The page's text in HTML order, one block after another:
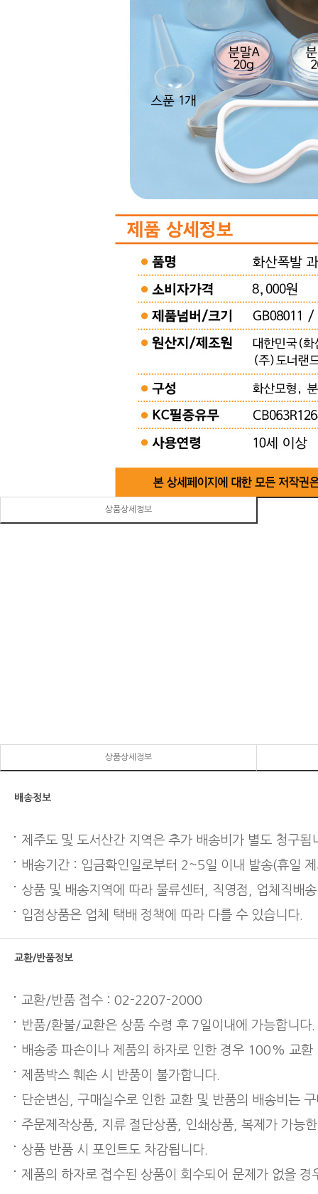
상품상세정보
상품상세정보
배송정보
제주도 및 도서산간 지역은 추가 배송비가 별도 청구됩
배송기간 : 입금확인일로부터 2~5일 이내 발송(휴일
상품 및 배송지역에 따라 물류센터, 직영점, 업체직배
입점상품은 업체 택배 정책에 따라 다를 수 있습니다.
교환/반품정보
교환/반품 접수 : 02-2207-2000
반품/환불/교환은 상품 수령 후 7일이내에 가능합니다.
배송중 파손이나 제품의 하자로 인한 경우 100% 교환
제품박스 훼손 시 반품이 불가합니다.
단순변심, 구매실수로 인한 교환 및 반품의 배송비는
주문제작상품, 지류 절단상품, 인쇄상품, 복제가 가능
상품 반품 시 포인트도 차감됩니다.
제품의 하자로 접수된 상품이 회수되어 문제가 없을